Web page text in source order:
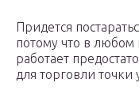
Придется
потому что в любом
работает
для торговли точки